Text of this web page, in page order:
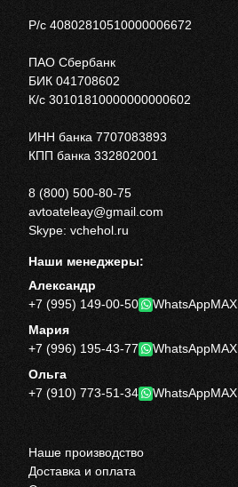
Р/с 40802810510000006672
ПАО Сбербанк
БИК 041708602
К/с 30101810000000000602
ИНН банка 7707083893
КПП банка 332802001
8 (800) 500-80-75
avtoateleay@gmail.com
Skype: vchehol.ru
Наши менеджеры:
Александр
+7 (995) 149-00-50
WhatsAppMAX
Мария
+7 (996) 195-43-77
WhatsAppMAX
Ольга
+7 (910) 773-51-34
WhatsAppMAX
Наше производство
Доставка и оплата